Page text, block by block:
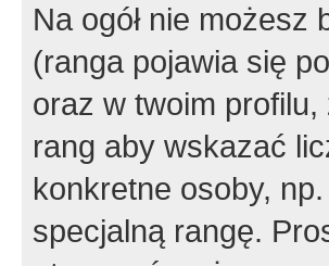
Na ogół nie
(ranga pojawia się
oraz w twoim
rang aby wskazać
konkretne osoby,
specjalną rangę.